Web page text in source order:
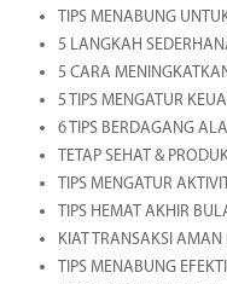
TIPS MENABUNG
5 LANGKAH
5 CARA
5 TIPS MENGATUR
6 TIPS BERDAGANG
TETAP SEHAT &
TIPS MENGATUR
TIPS HEMAT AKHIR
KIAT TRANSAKSI
TIPS MENABUNG